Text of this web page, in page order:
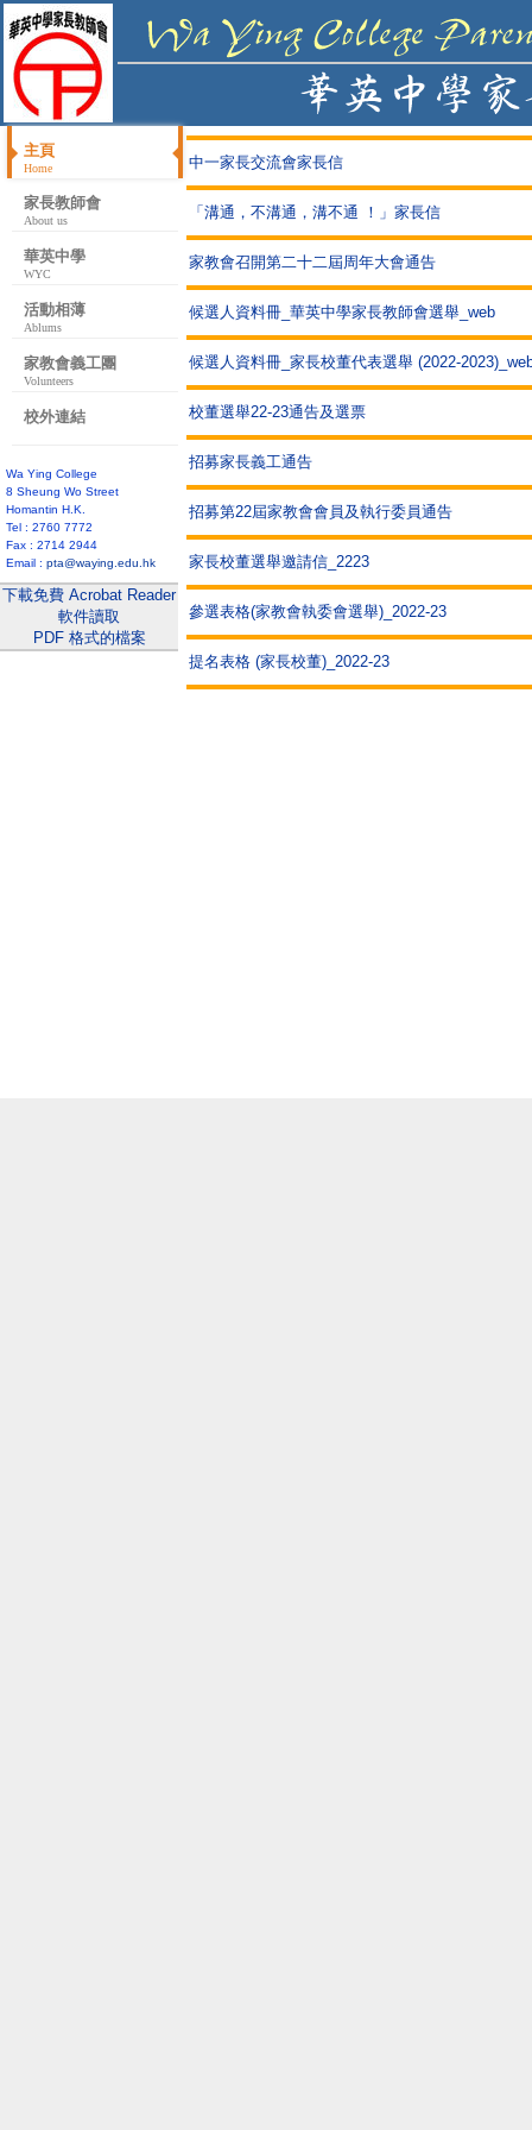
主頁
Home
家長教師會
About us
華英中學
WYC
活動相薄
Ablums
家教會義工團
Volunteers
校外連結
Wa Ying College
8 Sheung Wo Street
Homantin H.K.
Tel : 2760 7772
Fax : 2714 2944
Email : pta@waying.edu.hk
下載免費 Acrobat Reader
軟件讀取
PDF 格式的檔案
中一家長交流會家長信
「溝通，不溝通，溝不通 ！」家長信
家教會召開第二十二屆周年大會通告
候選人資料冊_華英中學家長教師會選舉_web
候選人資料冊_家長校董代表選舉 (2022-
校董選舉22-23通告及選票
招募家長義工通告
招募第22屆家教會會員及執行委員通告
家長校董選舉邀請信_2223
參選表格(家教會執委會選舉)_2022-23
提名表格 (家長校董)_2022-23